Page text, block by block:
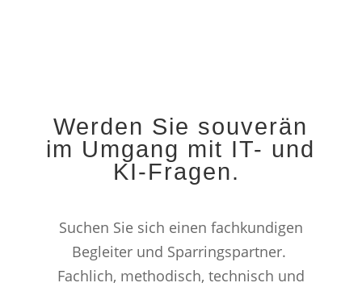
Werden Sie souverän
im Umgang mit IT- und
KI-Fragen.
Suchen Sie sich einen fachkundigen
Begleiter und Sparringspartner.
Fachlich, methodisch, technisch und